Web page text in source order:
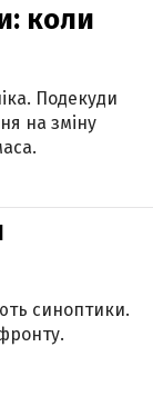
коли
Подекуди
на зміну
синоптики.